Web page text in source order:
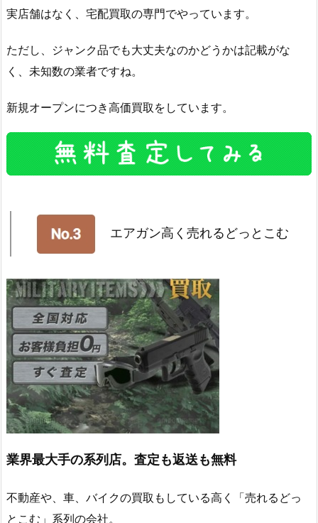
実店舗はなく、宅配買取の専門でやっています。
ただし、ジャンク品でも大丈夫なのかどうかは記載がな
く、未知数の業者ですね。
新規オープンにつき高価買取をしています。
エアガン高く売れるどっとこむ
業界最大手の系列店。査定も返送も無料
不動産や、車、バイクの買取もしている高く「売れるどっ
とこむ」系列の会社。